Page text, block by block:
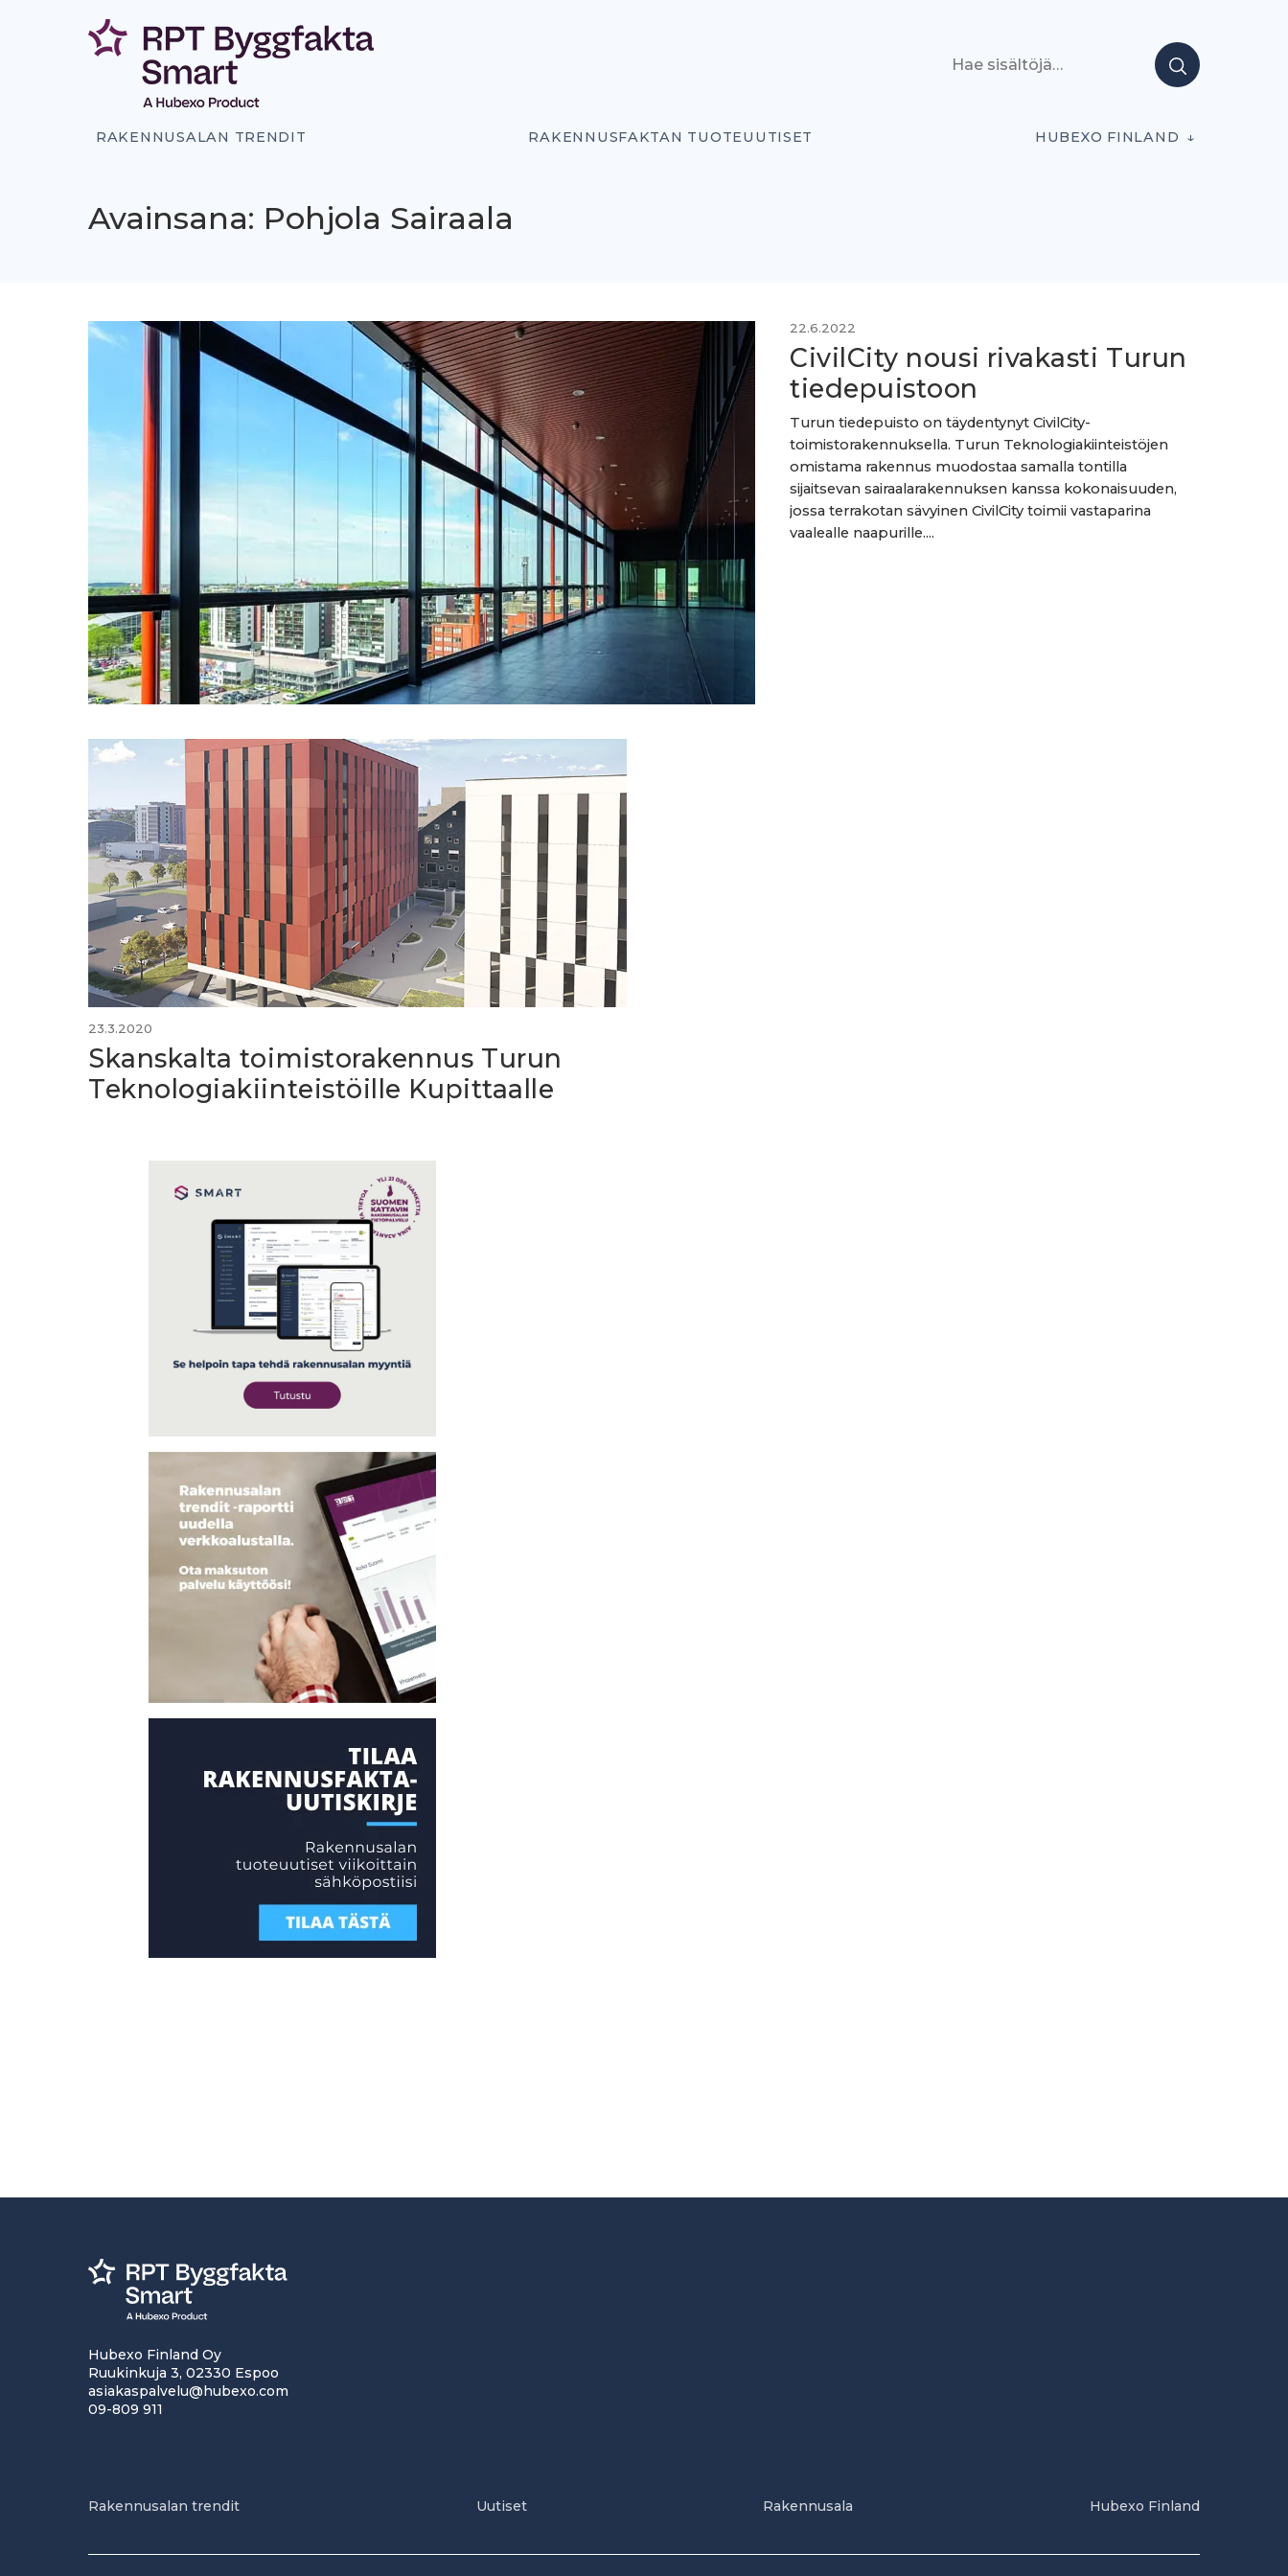
RAKENNUSALAN TRENDIT RAKENNUSFAKTAN TUOTEUUTISET HUBEXO FINLAND
Avainsana: Pohjola Sairaala
22.6.2022
CivilCity nousi rivakasti Turun
tiedepuistoon
Turun tiedepuisto on täydentynyt CivilCity-
toimistorakennuksella. Turun Teknologiakiinteistöjen
omistama rakennus muodostaa samalla tontilla
sijaitsevan sairaalarakennuksen kanssa kokonaisuuden,
jossa terrakotan sävyinen CivilCity toimii vastaparina
vaalealle naapurille....
23.3.2020
Skanskalta toimistorakennus Turun
Teknologiakiinteistöille Kupittaalle
Hubexo Finland Oy
Ruukinkuja 3, 02330 Espoo
asiakaspalvelu@hubexo.com
09-809 911
Rakennusalan trendit Uutiset Rakennusala Hubexo Finland